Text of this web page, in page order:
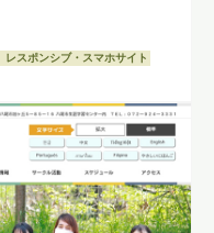
レスポンシブ・スマホサイト